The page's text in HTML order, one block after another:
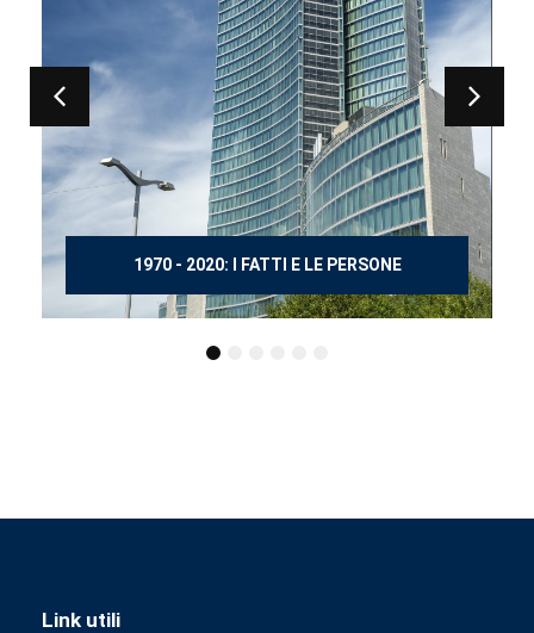
150 ANNI DOPO MANZONI
Link utili